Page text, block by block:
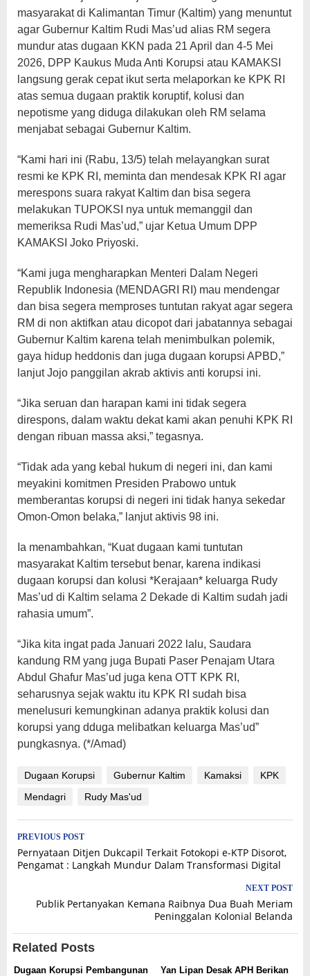
masyarakat di Kalimantan Timur (Kaltim) yang menuntut
agar Gubernur Kaltim Rudi Mas’ud alias RM segera
mundur atas dugaan KKN pada 21 April dan 4-5 Mei
2026, DPP Kaukus Muda Anti Korupsi atau KAMAKSI
langsung gerak cepat ikut serta melaporkan ke KPK RI
atas semua dugaan praktik koruptif, kolusi dan
nepotisme yang diduga dilakukan oleh RM selama
menjabat sebagai Gubernur Kaltim.
“Kami hari ini (Rabu, 13/5) telah melayangkan surat
resmi ke KPK RI, meminta dan mendesak KPK RI agar
merespons suara rakyat Kaltim dan bisa segera
melakukan TUPOKSI nya untuk memanggil dan
memeriksa Rudi Mas’ud,” ujar Ketua Umum DPP
KAMAKSI Joko Priyoski.
“Kami juga mengharapkan Menteri Dalam Negeri
Republik Indonesia (MENDAGRI RI) mau mendengar
dan bisa segera memproses tuntutan rakyat agar segera
RM di non aktifkan atau dicopot dari jabatannya sebagai
Gubernur Kaltim karena telah menimbulkan polemik,
gaya hidup heddonis dan juga dugaan korupsi APBD,”
lanjut Jojo panggilan akrab aktivis anti korupsi ini.
“Jika seruan dan harapan kami ini tidak segera
direspons, dalam waktu dekat kami akan penuhi KPK RI
dengan ribuan massa aksi,” tegasnya.
“Tidak ada yang kebal hukum di negeri ini, dan kami
meyakini komitmen Presiden Prabowo untuk
memberantas korupsi di negeri ini tidak hanya sekedar
Omon-Omon belaka,” lanjut aktivis 98 ini.
Ia menambahkan, “Kuat dugaan kami tuntutan
masyarakat Kaltim tersebut benar, karena indikasi
dugaan korupsi dan kolusi *Kerajaan* keluarga Rudy
Mas’ud di Kaltim selama 2 Dekade di Kaltim sudah jadi
rahasia umum”.
“Jika kita ingat pada Januari 2022 lalu, Saudara
kandung RM yang juga Bupati Paser Penajam Utara
Abdul Ghafur Mas’ud juga kena OTT KPK RI,
seharusnya sejak waktu itu KPK RI sudah bisa
menelusuri kemungkinan adanya praktik kolusi dan
korupsi yang dduga melibatkan keluarga Mas’ud”
pungkasnya. (*/Amad)
Dugaan Korupsi Gubernur Kaltim Kamaksi
KPK
Mendagri
Rudy Mas'ud
Post
navigation
PREVIOUS POST
Pernyataan Ditjen Dukcapil Terkait Fotokopi e-KTP Disorot,
Pengamat : Langkah Mundur Dalam Transformasi Digital
NEXT POST
Publik Pertanyakan Kemana Raibnya Dua Buah Meriam
Peninggalan Kolonial Belanda
Related Posts
Dugaan Korupsi Pembangunan
Yan Lipan Desak APH Berikan